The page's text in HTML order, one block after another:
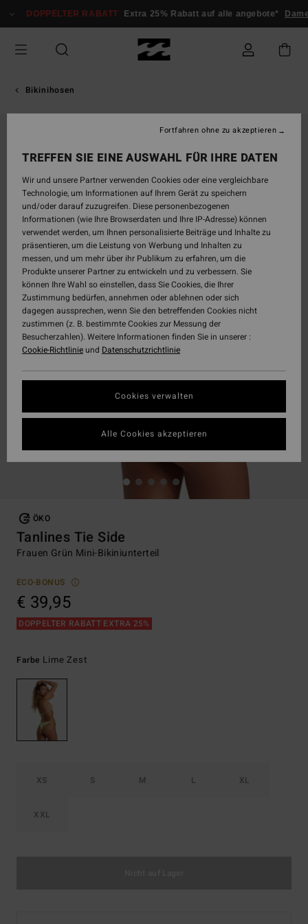
zur
springen
DOPPELTER RABATT Extra 25% Rabatt auf alle angebote*
Bikinihosen
ÖKO
Tanlines Tie Side
Frauen Grün Mini-Bikiniunterteil
ECO-BONUS
€ 39,95
DOPPELTER RABATT EXTRA 25%
Farbe Lime Zest
XS S M L XL
XXL
TREFFEN SIE EINE AUSWAHL FÜR IHRE DATEN
Wir und unsere Partner verwenden Cookies oder eine vergleichbare
Technologie, um Informationen auf Ihrem Gerät zu speichern
und/oder darauf zuzugreifen. Diese personenbezogenen
Informationen (wie Ihre Browserdaten und Ihre IP-Adresse) können
verwendet werden, um Ihnen personalisierte Beiträge und Inhalte zu
präsentieren, um die Leistung von Werbung und Inhalten zu
messen, und um mehr über ihr Publikum zu erfahren, um die
Produkte unserer Partner zu entwickeln und zu verbessern. Sie
können Ihre Wahl so einstellen, dass Sie Cookies, die Ihrer
Zustimmung bedürfen, annehmen oder ablehnen oder sich
dagegen aussprechen, wenn Sie den betreffenden Cookies nicht
zustimmen (z. B. bestimmte Cookies zur Messung der
Besucherzahlen). Weitere Informationen finden Sie in unserer :
Cookie-Richtlinieund Datenschutzrichtlinie
Cookies verwalten
Fortfahren ohne zu akzeptieren
Alle Cookies akzeptieren